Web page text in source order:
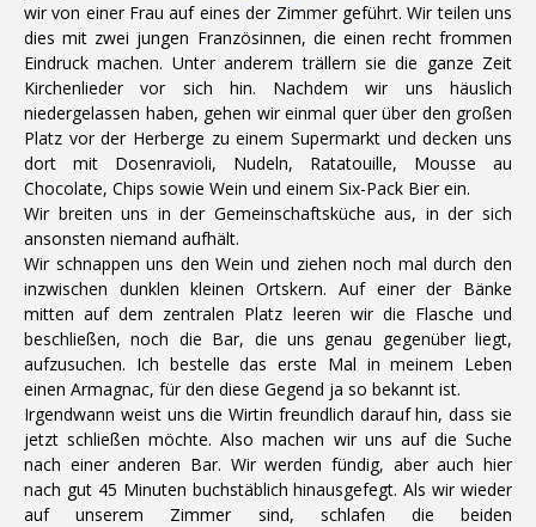
wir von einer Frau auf eines der Zimmer geführt. Wir teilen uns
dies mit zwei jungen Französinnen, die einen recht frommen
Eindruck machen. Unter anderem trällern sie die ganze Zeit
Kirchenlieder vor sich hin. Nachdem wir uns häuslich
niedergelassen haben, gehen wir einmal quer über den großen
Platz vor der Herberge zu einem Supermarkt und decken uns
dort mit Dosenravioli, Nudeln, Ratatouille, Mousse au
Chocolate, Chips sowie Wein und einem Six-Pack Bier ein.
Wir breiten uns in der Gemeinschaftsküche aus, in der sich
ansonsten niemand aufhält.
Wir schnappen uns den Wein und ziehen noch mal durch den
inzwischen dunklen kleinen Ortskern. Auf einer der Bänke
mitten auf dem zentralen Platz leeren wir die Flasche und
beschließen, noch die Bar, die uns genau gegenüber liegt,
aufzusuchen. Ich bestelle das erste Mal in meinem Leben
einen Armagnac, für den diese Gegend ja so bekannt ist.
Irgendwann weist uns die Wirtin freundlich darauf hin, dass sie
jetzt schließen möchte. Also machen wir uns auf die Suche
nach einer anderen Bar. Wir werden fündig, aber auch hier
nach gut 45 Minuten buchstäblich hinausgefegt. Als wir wieder
auf unserem Zimmer sind, schlafen die beiden